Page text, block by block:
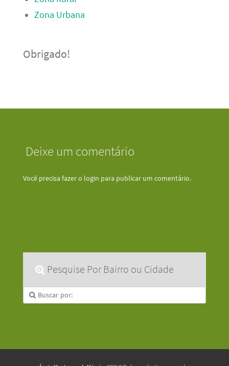
Zona Urbana
Obrigado!
Deixe um comentário
Você precisa fazer o login para publicar um comentário.
Pesquise Por Bairro ou Cidade